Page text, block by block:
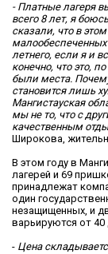
- Платные лагеря
всего 8 лет, я
сказали, что в
малообеспеченных
летнего, если я и
конечно, что это,
были места.
становится лишь
Мангистауская
мы не то, что с
качественным
Широкова,
В этом году в
лагерей и 69
принадлежат
один
незащищенных, и
варьируются от 40
- Цена